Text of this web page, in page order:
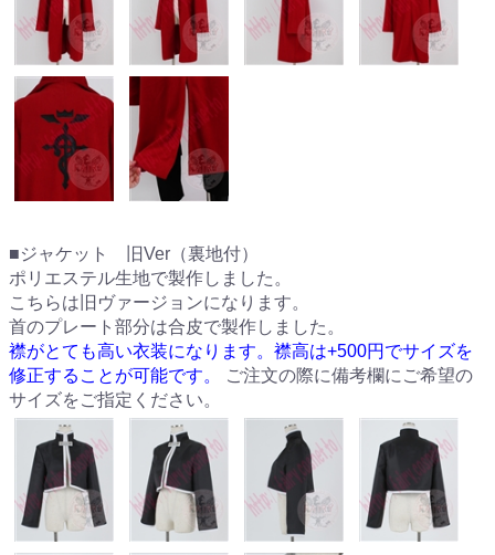
■ジャケット 旧Ver（裏地付）
ポリエステル生地で製作しました。
こちらは旧ヴァージョンになります。
首のプレート部分は合皮で製作しました。
襟がとても高い衣装になります。襟高は+500円でサイズを
修正することが可能です。
ご注文の際に備考欄にご希望の
サイズをご指定ください。